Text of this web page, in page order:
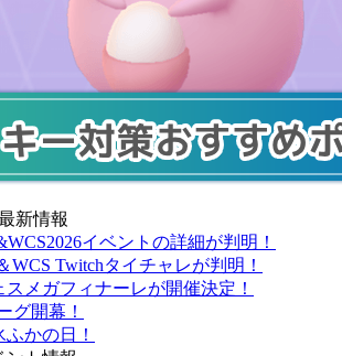
新情報
イベントの詳細が判明！
WCS Twitchタイチャレが判明！
スメガフィナーレが開催決定！
グ開幕！
かの日！